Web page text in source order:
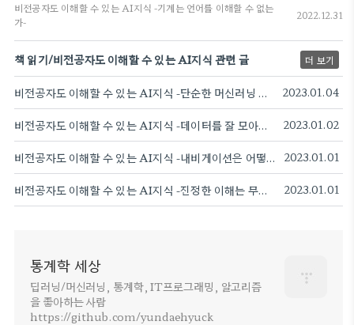
비전공자도 이해할 수 있는 AI지식 -기계는 언어를 이해할 수 없는
가-
2022.12.31
책 읽기/비전공자도 이해할 수 있는 AI지식 관련 글 더 보기
비전공자도 이해할 수 있는 AI지식 -단순한 머신러닝 모델의 강력한 힘- 2023.01.04
비전공자도 이해할 수 있는 AI지식 -데이터를 잘 모아야하는 이유- 2023.01.02
비전공자도 이해할 수 있는 AI지식 -내비게이션은 어떻게 막히는 구간을 알까- 2023.01.01
비전공자도 이해할 수 있는 AI지식 -진정한 이해는 무엇인가- 2023.01.01
통계학 세상
딥러닝/머신러닝, 통계학, IT프로그래밍, 알고리즘
을 좋아하는 사람
https://github.com/yundaehyuck